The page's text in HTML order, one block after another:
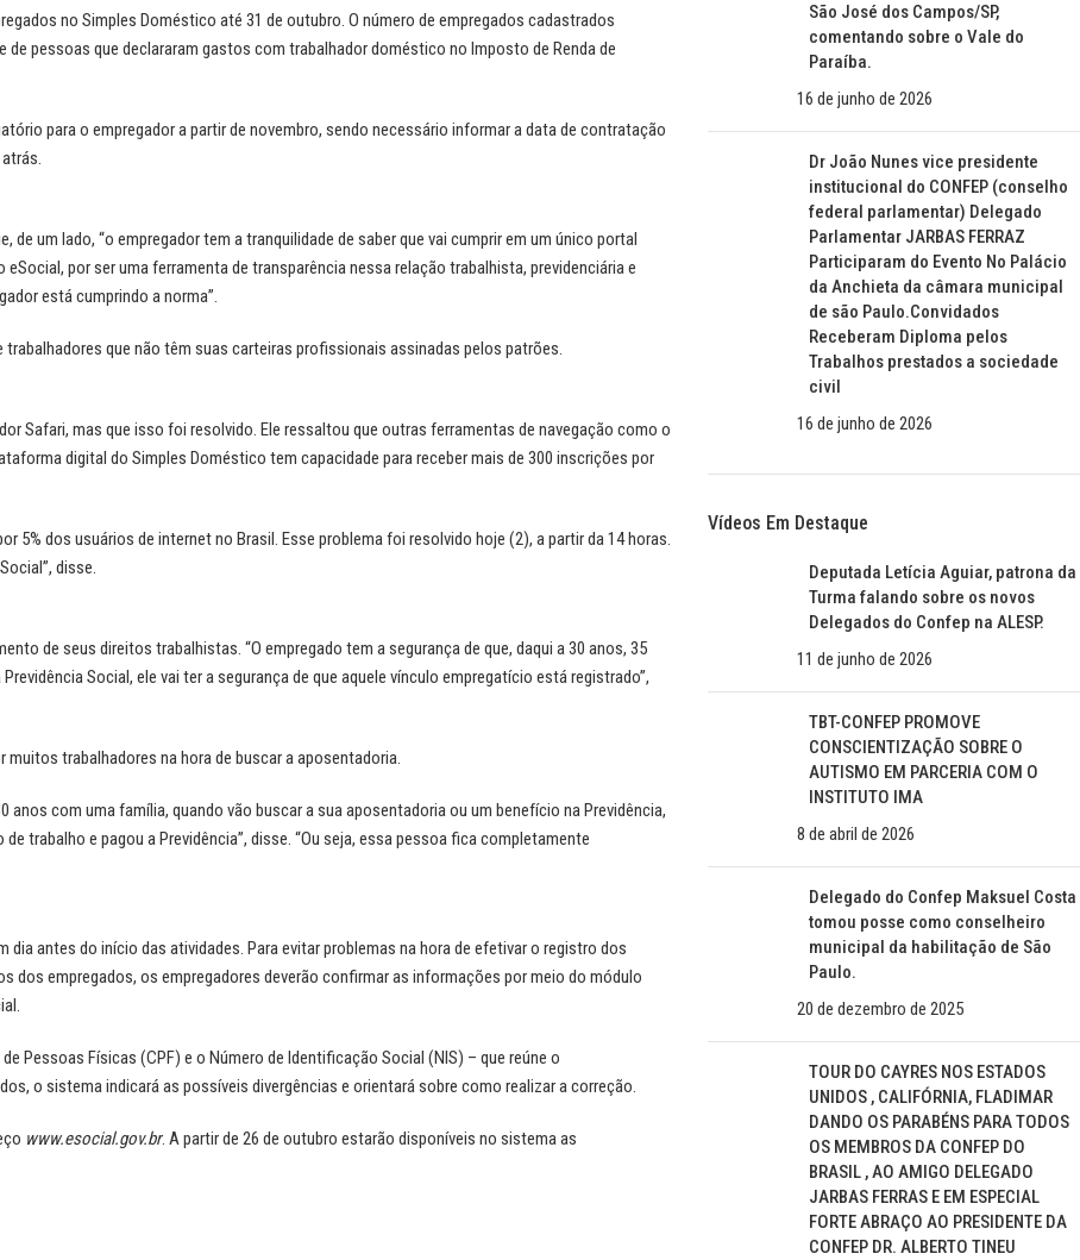
no Simples Doméstico até 31 de outubro. O número de empregados cadastrados
pessoas que declararam gastos com trabalhador doméstico no Imposto de Renda de
para o empregador a partir de novembro, sendo necessário informar a data de contratação
um lado, “o empregador tem a tranquilidade de saber que vai cumprir em um único portal
por ser uma ferramenta de transparência nessa relação trabalhista, previdenciária e
está cumprindo a norma”.
que não têm suas carteiras profissionais assinadas pelos patrões.
Safari, mas que isso foi resolvido. Ele ressaltou que outras ferramentas de navegação como o
digital do Simples Doméstico tem capacidade para receber mais de 300 inscrições por
5% dos usuários de internet no Brasil. Esse problema foi resolvido hoje (2), a partir da 14 horas.
disse.
de seus direitos trabalhistas. “O empregado tem a segurança de que, daqui a 30 anos, 35
Social, ele vai ter a segurança de que aquele vínculo empregatício está registrado”,
trabalhadores na hora de buscar a aposentadoria.
com uma família, quando vão buscar a sua aposentadoria ou um benefício na Previdência,
trabalho e pagou a Previdência”, disse. “Ou seja, essa pessoa fica completamente
antes do início das atividades. Para evitar problemas na hora de efetivar o registro dos
empregados, os empregadores deverão confirmar as informações por meio do módulo
Pessoas Físicas (CPF) e o Número de Identificação Social (NIS) – que reúne o
o sistema indicará as possíveis divergências e orientará sobre como realizar a correção.
www.esocial.gov.br. A partir de 26 de outubro estarão disponíveis no sistema as
São José dos Campos/SP,
comentando sobre o Vale do
Paraíba.
16 de junho de 2026
Dr João Nunes vice presidente
institucional do CONFEP (conselho
federal parlamentar) Delegado
Parlamentar JARBAS FERRAZ
Participaram do Evento No Palácio
da Anchieta da câmara municipal
de são Paulo.Convidados
Receberam Diploma pelos
Trabalhos prestados a sociedade
civil
16 de junho de 2026
Vídeos Em Destaque
Deputada Letícia Aguiar, patrona da
Turma falando sobre os novos
Delegados do Confep na ALESP.
11 de junho de 2026
TBT-CONFEP PROMOVE
CONSCIENTIZAÇÃO SOBRE O
AUTISMO EM PARCERIA COM O
INSTITUTO IMA
8 de abril de 2026
Delegado do Confep Maksuel Costa
tomou posse como conselheiro
municipal da habilitação de São
Paulo.
20 de dezembro de 2025
TOUR DO CAYRES NOS ESTADOS
UNIDOS , CALIFÓRNIA, FLADIMAR
DANDO OS PARABÉNS PARA TODOS
OS MEMBROS DA CONFEP DO
BRASIL , AO AMIGO DELEGADO
JARBAS FERRAS E EM ESPECIAL
FORTE ABRAÇO AO PRESIDENTE DA
CONFEP DR. ALBERTO TINEU